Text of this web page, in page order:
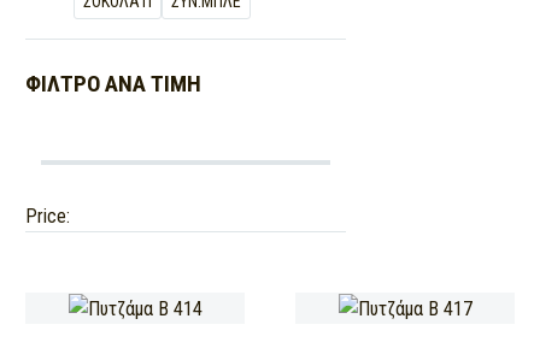
ΦΊΛΤΡΟ ΑΝΆΤΙΜΉ
Price: